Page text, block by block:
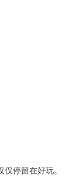
停留在好玩。